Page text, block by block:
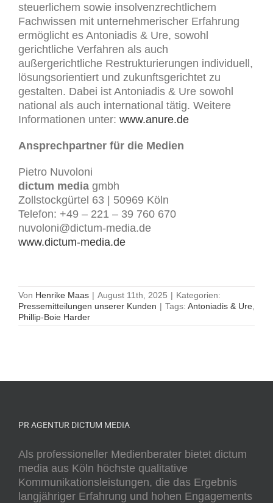
steuerlichem sowie insolvenzrechtlichem
Fachwissen mit unternehmerischer Erfahrung
ermöglicht es Antoniadis & Ure, sowohl
gerichtliche Verfahren als auch
außergerichtliche Restrukturierungen individuell,
lösungsorientiert und zukunftsgerichtet zu
gestalten. Dabei ist Antoniadis & Ure sowohl
national als auch international tätig. Weitere
Informationen unter: www.anure.de
Ansprechpartner für die Medien
Pietro Nuvoloni
dictum mediagmbh
Zollstockgürtel 63 | 50969 Köln
Telefon: +49 – 221 – 39 760 670
nuvoloni@dictum-media.de
www.dictum-media.de
Von Henrike Maas | August 11th, 2025 | Kategorien:
Pressemitteilungen unserer Kunden | Tags: Antoniadis & Ure
Phillip-Boie Harder
PR AGENTUR DICTUM MEDIA
Als professioneller Medienberater bietet dictum
media aus Köln höchste qualitative
Kommunikationsleistungen, die das Ergebnis
langjähriger Erfahrung und hohen Engagements